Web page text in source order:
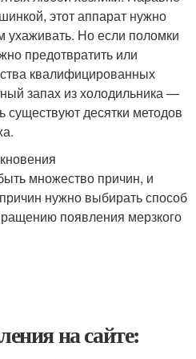
этот аппарат нужно
ухаживать. Но если поломки
предотвратить или
квалифицированных
запах из холодильника —
существуют десятки методов
множество причин, и
нужно выбирать способ
появления мерзкого
на сайте: